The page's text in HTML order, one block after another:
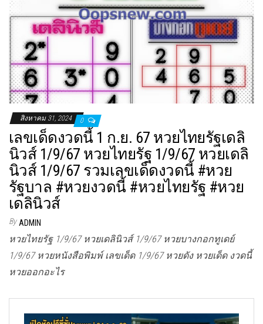
สิงหาคม 31, 2024 0
เลขเด็ดงวดนี้ 1 ก.ย. 67 หวยไทยรัฐเดลิ
นิวส์ 1/9/67 หวยไทยรัฐ 1/9/67 หวยเดลิ
นิวส์ 1/9/67 รวมเลขเด็ดงวดนี้ #หวย
รัฐบาล #หวยงวดนี้ #หวยไทยรัฐ #หวย
เดลินิวส์
By ADMIN
หวยไทยรัฐ 1/9/67 หวยเดลินิวส์ 1/9/67 หวยบางกอกทูเดย์
1/9/67 หวยหนังสือพิมพ์ เลขเด็ด 1/9/67 หวยดัง หวยเด็ด งวดนี้
หวยออกอะไร